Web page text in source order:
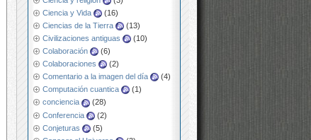
Ciencia y Vida
(16)
Ciencias de la Tierra
(13)
Civilizaciones antiguas
(10)
Colaboración
(6)
Colaboraciones
(2)
Comentario a la imagen del día
(4)
Computación cuantica
(1)
conciencia
(28)
Conferencia
(2)
Conjeturas
(5)